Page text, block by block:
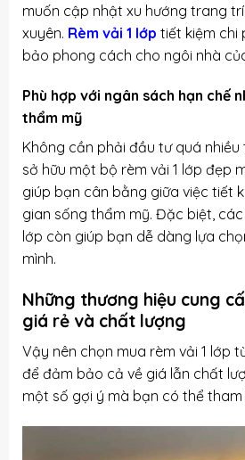
muốn cập nhật xu hướng trang
xuyên. Rèm vải 1 lớp tiết kiệm chi
bảo phong cách cho ngôi nhà
Phù hợp với ngân sách hạn chế
thẩm mỹ
Không cần phải đầu tư quá
sở hữu một bộ rèm vải 1 lớp đẹp
giúp bạn cân bằng giữa việc tiết
gian sống thẩm mỹ. Đặc biệt, các
lớp còn giúp bạn dễ dàng lựa
mình.
Những thương hiệu cung
giá rẻ và chất lượng
Vậy nên chọn mua rèm vải 1 lớp
để đảm bảo cả về giá lẫn chất
một số gợi ý mà bạn có thể tham